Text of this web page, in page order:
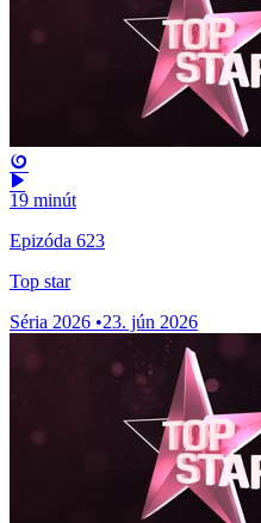
19 minút
Epizóda 623
Top star
Séria 2026 •23. jún 2026